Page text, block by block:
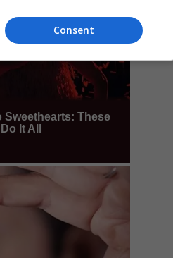
Consent